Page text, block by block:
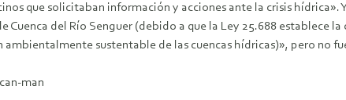
que solicitaban información y acciones ante la crisis hídrica».
del Río Senguer (debido a que la Ley 25.688 establece la
sustentable de las cuencas hídricas)», pero no
man